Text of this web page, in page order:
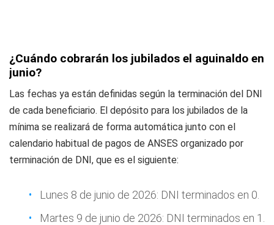
¿Cuándo cobrarán los jubilados el aguinaldo en
junio?
Las fechas ya están definidas según la terminación del DNI
de cada beneficiario. El depósito para los jubilados de la
mínima se realizará de forma automática junto con el
calendario habitual de pagos de ANSES organizado por
terminación de DNI, que es el siguiente:
Lunes 8 de junio de 2026: DNI terminados en 0.
Martes 9 de junio de 2026: DNI terminados en 1.